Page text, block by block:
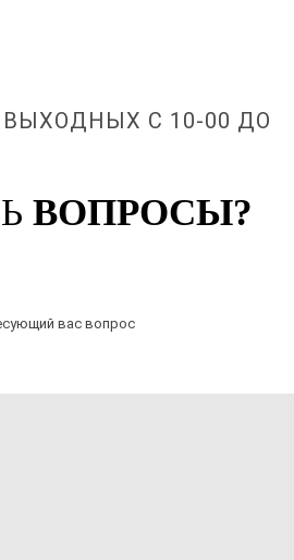
С 10-00 ДО
ВОПРОСЫ?
вас вопрос